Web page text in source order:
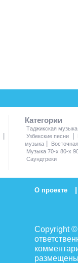
|
Категории
Таджикская музыка
Узбекские песни
|
музыка |
Музыка 70-х 80-х
Саундтреки
О проекте |
Copyright
размещены